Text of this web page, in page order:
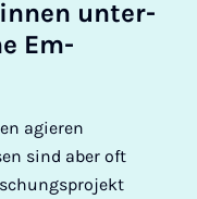
un­ter­
Em­
agieren
sind aber oft